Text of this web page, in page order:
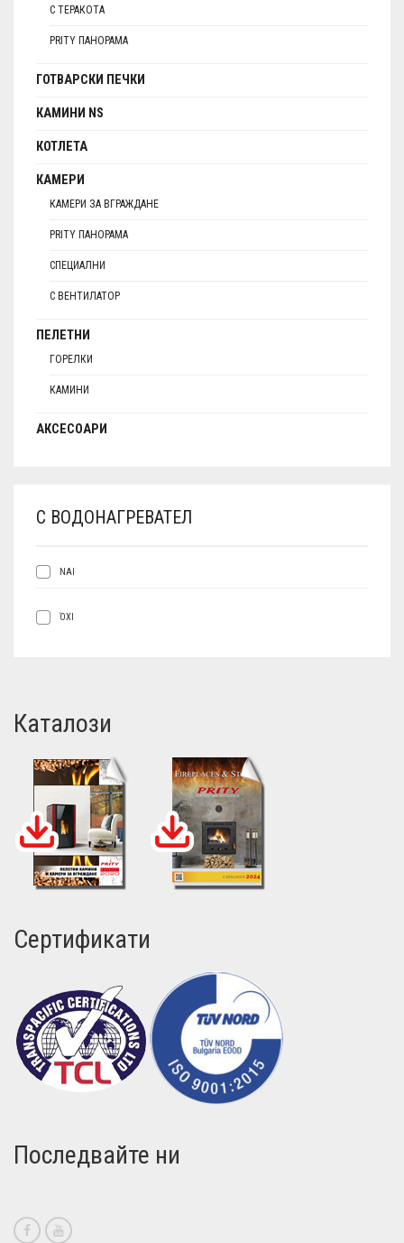
С ТЕРАКОТА
PRITY ПАНОРАМА
ГОТВАРСКИ ПЕЧКИ
КАМИНИ NS
КОТЛЕТА
КАМЕРИ
КАМЕРИ ЗА ВГРАЖДАНЕ
PRITY ПАНОРАМА
СПЕЦИАЛНИ
С ВЕНТИЛАТОР
ПЕЛЕТНИ
ГОРЕЛКИ
КАМИНИ
АКСЕСОАРИ
С ВОДОНАГРЕВАТЕЛ
ΝΑΙ
ΌΧΙ
Каталози
Сертификати
Последвайте ни